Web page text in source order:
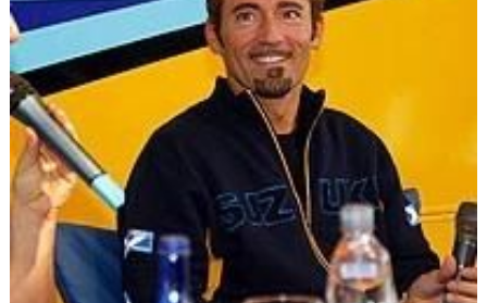
Marques
Services
Auto